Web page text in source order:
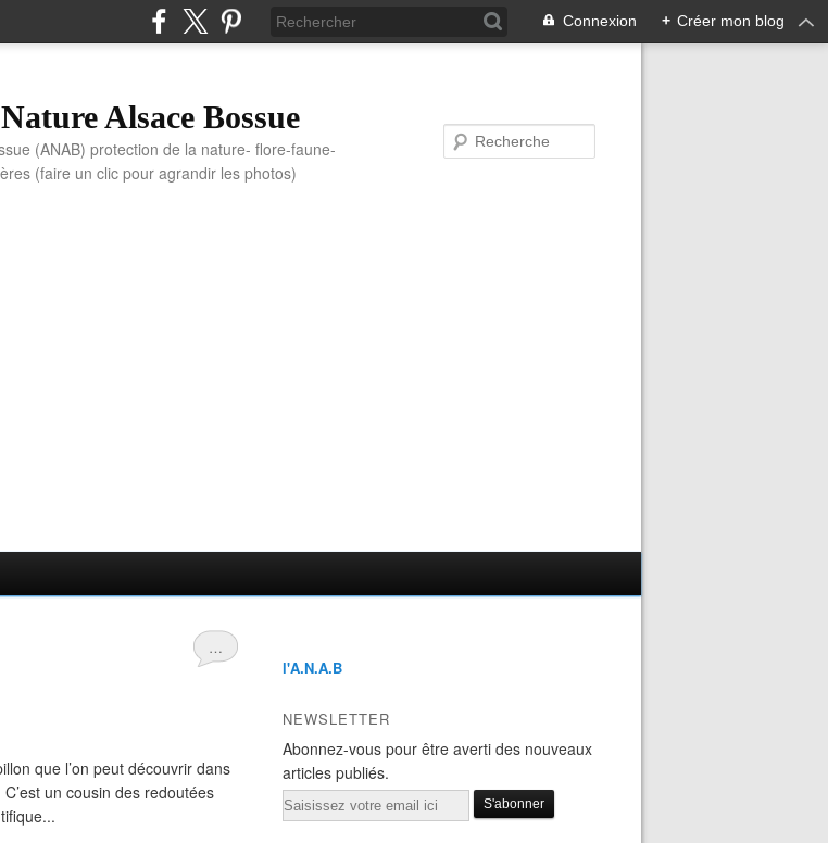
Connexion + Créer mon blog
Alsace Bossue
(ANAB) protection de la nature- flore-faune-
(faire un clic pour agrandir les photos)
…
que l’on peut découvrir dans
un cousin des redoutées
l'A.N.A.B
NEWSLETTER
Abonnez-vous pour être averti des nouveaux
articles publiés.
Email